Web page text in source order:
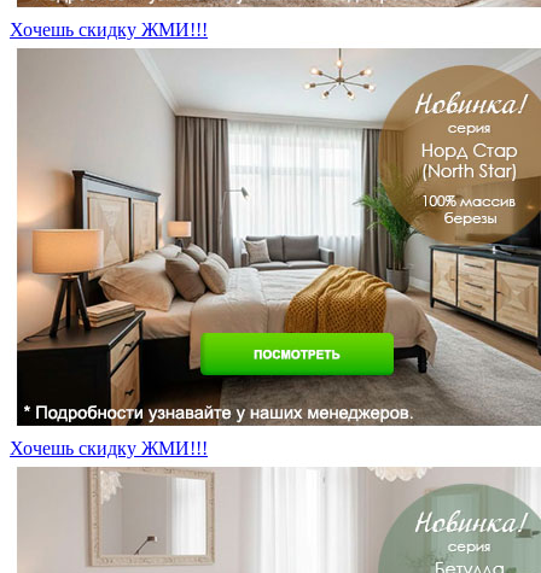
Хочешь скидку ЖМИ!!!
Хочешь скидку ЖМИ!!!